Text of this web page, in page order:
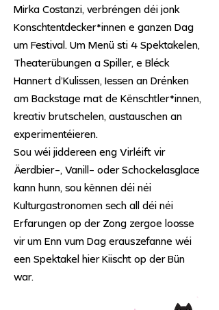
Mirka Costanzi, verbréngen déi jonk
Konschtentdecker*innen e ganzen Dag
um Festival. Um Menü sti 4 Spektakelen,
Theaterübungen a Spiller, e Bléck
Hannert d’Kulissen, Iessen an Drénken
am Backstage mat de Kënschtler*innen,
kreativ brutschelen, austauschen an
experimentéieren.
Sou wéi jiddereen eng Virléift vir
Äerdbier-, Vanill- oder Schockelasglace
kann hunn, sou kënnen déi néi
Kulturgastronomen sech all déi néi
Erfarungen op der Zong zergoe loosse
vir um Enn vum Dag erauszefanne wéi
een Spektakel hier Kiischt op der Bün
war.